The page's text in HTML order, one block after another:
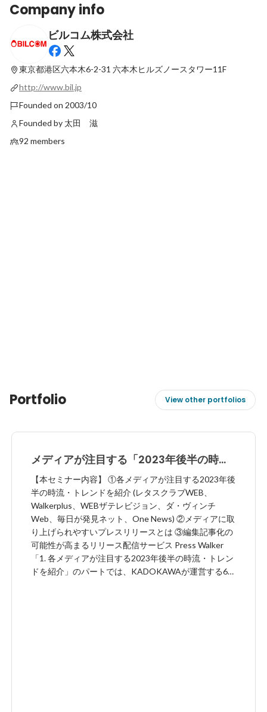
男女比は？残業時間は？データでみるビル
Pinned
働くやりがい
Pinned
Company info
ビルコム株式会社
東京都港区六本木6-2-31 六本木ヒルズノースタワー11F
http://www.bil.jp
Founded on 2003/10
Founded by 太田 滋
92 members
Portfolio View other portfolios
メディアが注目する「2023年後半の時
流・トレンド」 ～ KADOKAWA運営メデ
ィア編集長が登壇【セミナーレポート】
【本セミナー内容】 ①各メディアが注目する2023年後
半の時流・トレンドを紹介 (レタスクラブWEB、
Walkerplus、WEBザテレビジョン、ダ・ヴィンチ
Web、毎日が発見ネット、One News) ②メディアに取
り上げられやすいプレスリリースとは ③編集記事化の
可能性が高まるリリース配信サービス Press Walker
「1. 各メディアが注目する2023年後半の時流・トレン
ドを紹介」のパートでは、KADOKAWAが運営する6つ